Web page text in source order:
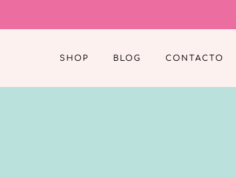
SHOP BLOG CONTACTO